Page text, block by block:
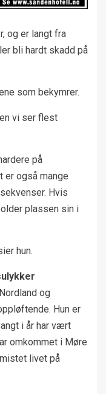
og er langt fra
bli hardt skadd på
som bekymrer.
vi ser flest
på
er også mange
Hvis
plassen sin i
hun.
og
Hun er
i år har vært
omkommet i Møre
livet på